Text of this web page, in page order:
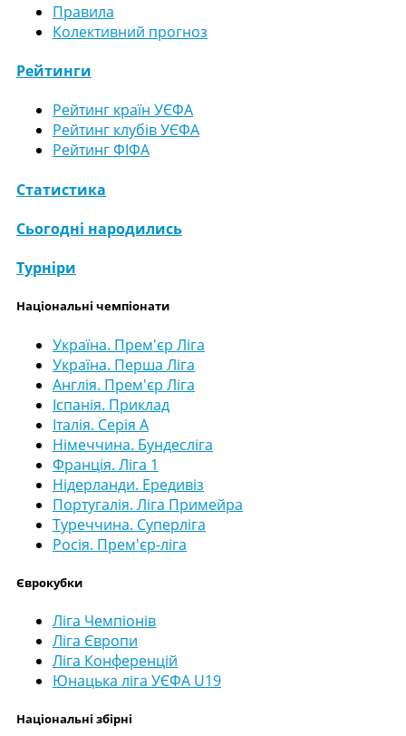
Правила
Колективний прогноз
Рейтинги
Рейтинг країн УЄФА
Рейтинг клубів УЄФА
Рейтинг ФІФА
Статистика
Сьогодні народились
Турніри
Національні чемпіонати
Україна. Прем'єр Ліга
Україна. Перша Ліга
Англія. Прем'єр Ліга
Іспанія. Приклад
Італія. Серія А
Німеччина. Бундесліга
Франція. Ліга 1
Нідерланди. Ередивіз
Португалія. Ліга Примейра
Туреччина. Суперліга
Росія. Прем'єр-ліга
Єврокубки
Ліга Чемпіонів
Ліга Європи
Ліга Конференцій
Юнацька ліга УЄФА U19
Національні збірні